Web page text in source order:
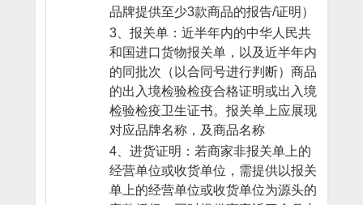
品牌提供至少3款商品的报告/证明）
3、报关单：近半年内的中华人民共
和国进口货物报关单，以及近半年内
的同批次（以合同号进行判断）商品
的出入境检验检疫合格证明或出入境
检验检疫卫生证书。报关单上应展现
对应品牌名称，及商品名称
4、进货证明：若商家非报关单上的
经营单位或收货单位，需提供以报关
单上的经营单位或收货单位为源头的